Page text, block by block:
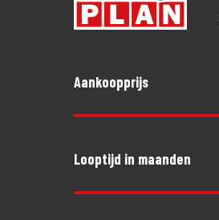
Aankoopprijs
Looptijd in maanden